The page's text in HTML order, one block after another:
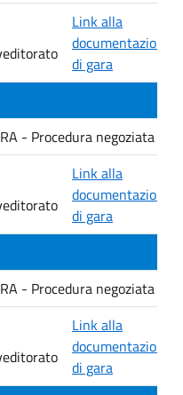
Link alla
documentazione
di gara
- Procedura negoziata
Link alla
documentazione
di gara
- Procedura negoziata
Link alla
documentazione
di gara